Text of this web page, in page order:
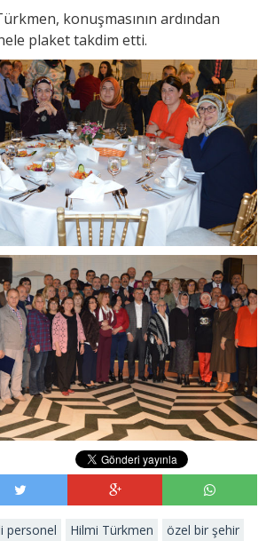
konuşmasının ardından
plaket takdim etti.
personel Hilmi Türkmen
özel bir şehir